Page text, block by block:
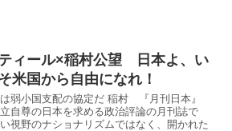
ィール×稲村公望 日本よ、い
米国から自由になれ！
弱小国支配の協定だ 稲村 『月刊日本』
自尊の日本を求める政治評論の月刊誌で
視野のナショナリズムではなく、開かれた